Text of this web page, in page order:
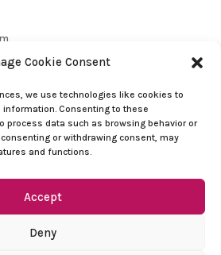
Cookie Consent
we use technologies like cookies to
Consenting to these
process data such as browsing behavior or
or withdrawing consent, may
and functions.
Accept
Deny